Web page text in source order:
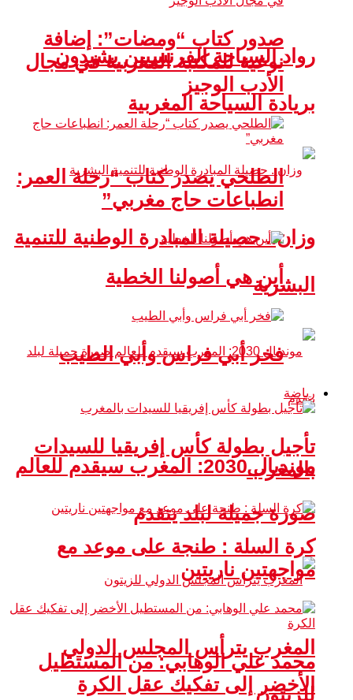
رواد السياحة الفرنسيين يشيدون
بريادة السياحة المغربية
وزان.. حصيلة المبادرة الوطنية للتنمية
البشرية
مونديال 2030: المغرب سيقدم للعالم
صورة جميلة لبلد يتقدم
المغرب يترأس المجلس الدولي
للزيتون
صدور كتاب “ومضات”: إضافة
نوعية للمكتبة المغربية في مجال
الأدب الوجيز
الطلحي يصدر كتاب “رحلة العمر:
انطباعات حاج مغربي”
أين هي أصولنا الخطية
فخر أبي فراس وأبي الطيب
رياضة
تأجيل بطولة كأس إفريقيا للسيدات
بالمغرب
كرة السلة : طنجة على موعد مع
مواجهتين ناريتين
محمد علي الوهابي: من المستطيل
الأخضر إلى تفكيك عقل الكرة